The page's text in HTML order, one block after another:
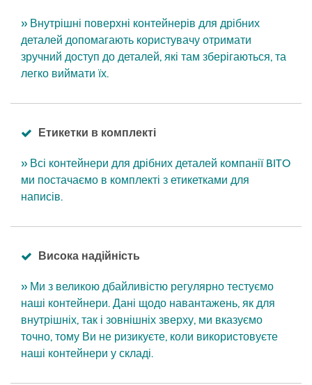
» Внутрішні поверхні контейнерів для дрібних
деталей допомагають користувачу отримати
зручний доступ до деталей, які там зберігаються, та
легко виймати їх.
Етикетки в комплекті
» Всі контейнери для дрібних деталей компанії BITO
ми постачаємо в комплекті з етикетками для
написів.
Висока надійність
» Ми з великою дбайливістю регулярно тестуємо
наші контейнери. Дані щодо навантажень, як для
внутрішніх, так і зовнішніх зверху, ми вказуємо
точно, тому Ви не ризикуєте, коли використовуєте
наші контейнери у складі.